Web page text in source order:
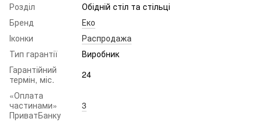
Розділ
Обідній стіл та стільці
Бренд
Еко
Іконки
Распродажа
Тип гарантії
Виробник
Гарантійний
термін, міс.
24
«Оплата
частинами»
ПриватБанку
3